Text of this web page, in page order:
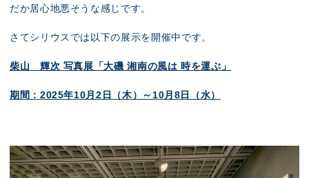
だか居心地悪そうな感じです。
さてシリウスでは以下の展示を開催中です。
柴山 輝次 写真展「大磯 湘南の風は 時を運ぶ」
期間：2025年10月2日（木）～10月8日（水）